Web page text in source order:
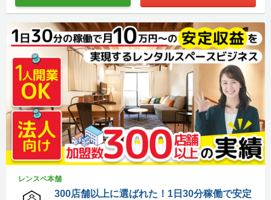
レンスペ本舗
300店舗以上に選ばれた！1日30分稼働で安定